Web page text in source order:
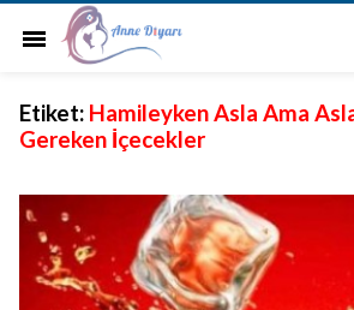
menu
Etiket: Hamileyken Asla Ama
Gereken İçecekler